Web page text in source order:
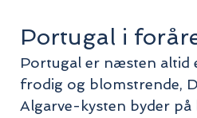
Portugal i
Portugal er næsten altid
frodig og blomstrende,
Algarve-kysten byder